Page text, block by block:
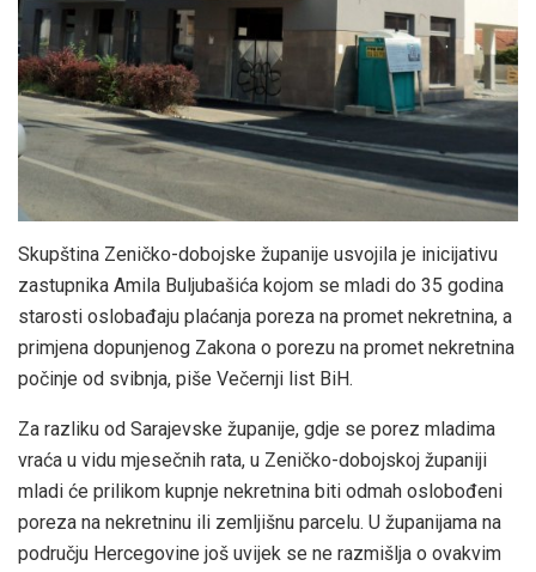
Skupština Zeničko-dobojske županije usvojila je inicijativu
zastupnika Amila Buljubašića kojom se mladi do 35 godina
starosti oslobađaju plaćanja poreza na promet nekretnina, a
primjena dopunjenog Zakona o porezu na promet nekretnina
počinje od svibnja, piše Večernji list BiH.
Za razliku od Sarajevske županije, gdje se porez mladima
vraća u vidu mjesečnih rata, u Zeničko-dobojskoj županiji
mladi će prilikom kupnje nekretnina biti odmah oslobođeni
poreza na nekretninu ili zemljišnu parcelu. U županijama na
području Hercegovine još uvijek se ne razmišlja o ovakvim